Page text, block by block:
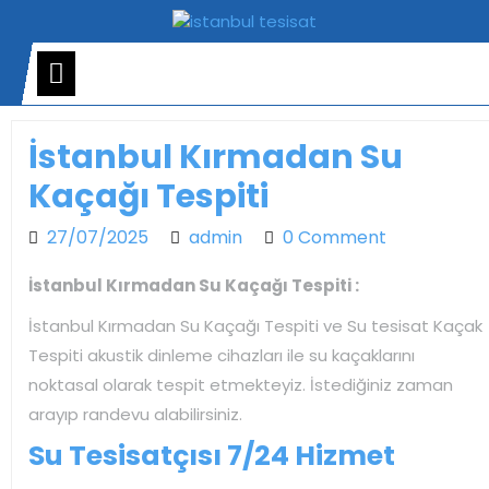
content
İstanbul Kırmadan Su
Kaçağı Tespiti
27/07/2025 27/07/2025
adminadmin0 Comment
İstanbul Kırmadan Su Kaçağı Tespiti :
İstanbul Kırmadan Su Kaçağı Tespiti ve Su tesisat Kaçak
Tespiti akustik dinleme cihazları ile su kaçaklarını
noktasal olarak tespit etmekteyiz. İstediğiniz zaman
arayıp randevu alabilirsiniz.
Su Tesisatçısı 7/24 Hizmet